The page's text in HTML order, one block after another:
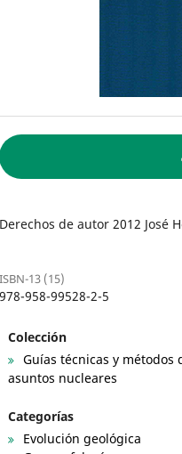
Derechos de autor 2012 José
ISBN-13 (15)
978-958-99528-2-5
Colección
Guías técnicas y métodos
asuntos nucleares
Categorías
Evolución geológica